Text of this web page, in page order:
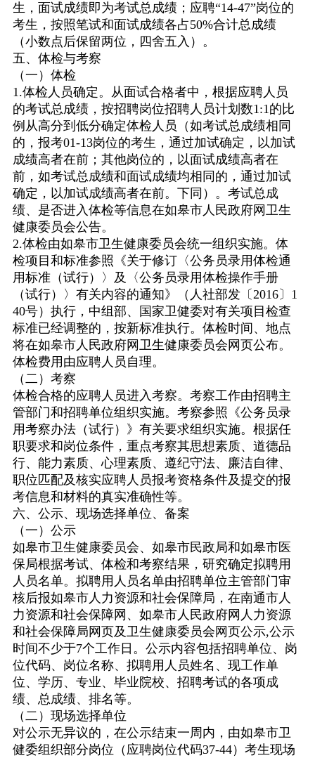
生，面试成绩即为考试总成绩；应聘“14-47”岗位的
考生，按照笔试和面试成绩各占50%合计总成绩
（小数点后保留两位，四舍五入）。
五、体检与考察
（一）体检
1.体检人员确定。从面试合格者中，根据应聘人员
的考试总成绩，按招聘岗位招聘人员计划数1:1的比
例从高分到低分确定体检人员（如考试总成绩相同
的，报考01-13岗位的考生，通过加试确定，以加试
成绩高者在前；其他岗位的，以面试成绩高者在
前，如考试总成绩和面试成绩均相同的，通过加试
确定，以加试成绩高者在前。下同）。考试总成
绩、是否进入体检等信息在如皋市人民政府网卫生
健康委员会公告。
2.体检由如皋市卫生健康委员会统一组织实施。体
检项目和标准参照《关于修订〈公务员录用体检通
用标准（试行）〉及〈公务员录用体检操作手册
（试行）〉有关内容的通知》（人社部发〔2016 〕 1
40号）执行，中组部、国家卫健委对有关项目检查
标准已经调整的，按新标准执行。体检时间、地点
将在如皋市人民政府网卫生健康委员会网页公布。
体检费用由应聘人员自理。
（二）考察
体检合格的应聘人员进入考察。考察工作由招聘主
管部门和招聘单位组织实施。考察参照《公务员录
用考察办法（试行）》有关要求组织实施。根据任
职要求和岗位条件，重点考察其思想素质、道德品
行、能力素质、心理素质、遵纪守法、廉洁自律、
职位匹配及核实应聘人员报考资格条件及提交的报
考信息和材料的真实准确性等。
六、公示、现场选择单位、备案
（一）公示
如皋市卫生健康委员会、如皋市民政局和如皋市医
保局根据考试、体检和考察结果，研究确定拟聘用
人员名单。拟聘用人员名单由招聘单位主管部门审
核后报如皋市人力资源和社会保障局，在南通市人
力资源和社会保障网、如皋市人民政府网人力资源
和社会保障局网页及卫生健康委员会网页公示,公示
时间不少于7个工作日。公示内容包括招聘单位、岗
位代码、岗位名称、拟聘用人员姓名、现工作单
位、学历、专业、毕业院校、招聘考试的各项成
绩、总成绩、排名等。
（二）现场选择单位
对公示无异议的，在公示结束一周内，由如皋市卫
健委组织部分岗位（应聘岗位代码37-44）考生现场